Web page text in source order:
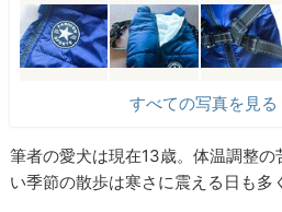
すべての写真を見る
筆者の愛犬は現在13歳。体温調整
い季節の散歩は寒さに震える日も多